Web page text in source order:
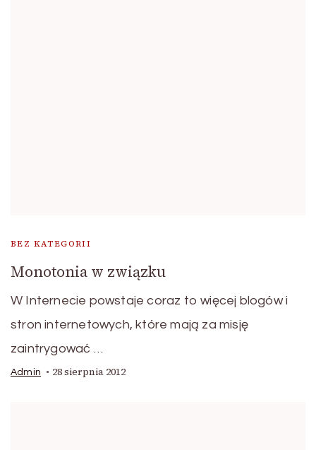
BEZ KATEGORII
Monotonia w związku
W Internecie powstaje coraz to więcej blogów i
stron internetowych, które mają za misję
zaintrygować …
Admin 28 sierpnia 2012